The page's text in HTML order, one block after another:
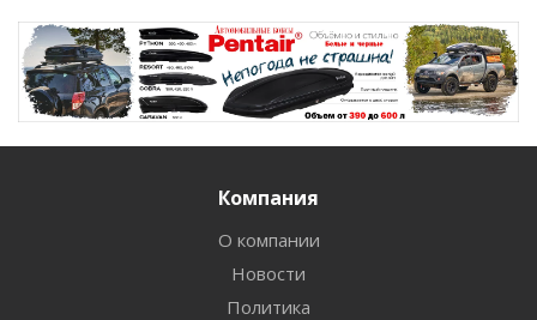
Компания
О компании
Новости
Политика